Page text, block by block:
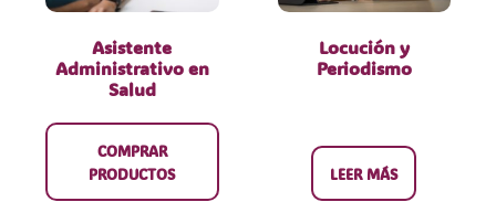
Asistente
Administrativo en
Salud
COMPRAR
PRODUCTOS
Locución y
Periodismo
LEER MÁS